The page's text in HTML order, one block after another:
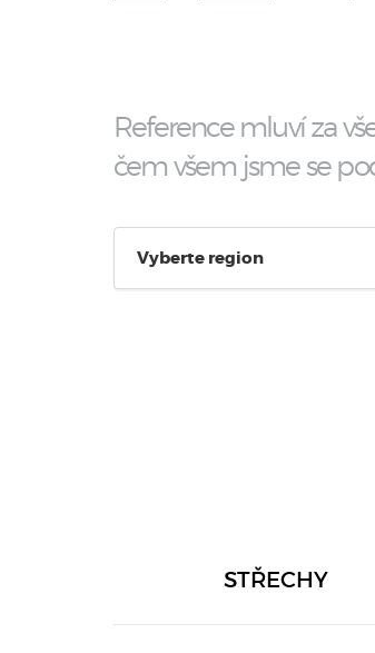
Reference mluví za
čem všem jsme se
Vyberte region
STŘECHY